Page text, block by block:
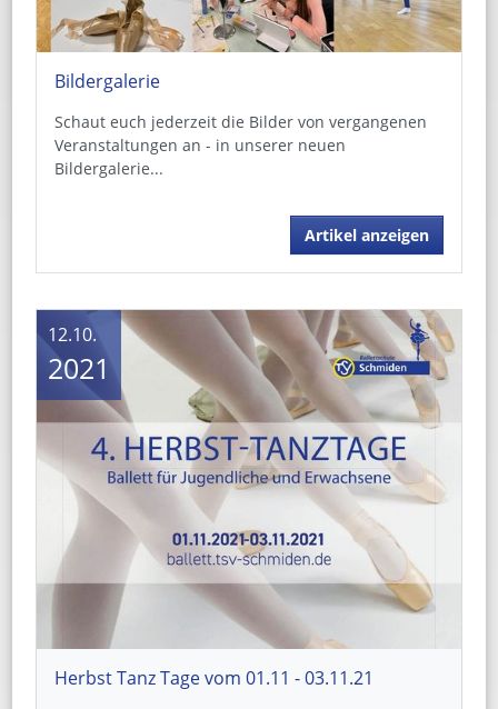
Bildergalerie
Schaut euch jederzeit die Bilder von vergangenen
Veranstaltungen an - in unserer neuen
Bildergalerie...
Artikel anzeigen
Herbst Tanz Tage vom 01.11 - 03.11.21
12.10.
2021